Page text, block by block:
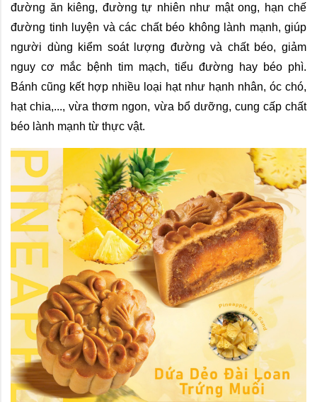
đường ăn kiêng, đường tự nhiên như mật ong, hạn chế
đường tinh luyện và các chất béo không lành mạnh, giúp
người dùng kiểm soát lượng đường và chất béo, giảm
nguy cơ mắc bệnh tim mạch, tiểu đường hay béo phì.
Bánh cũng kết hợp nhiều loại hạt như hạnh nhân, óc chó,
hạt chia,..., vừa thơm ngon, vừa bổ dưỡng, cung cấp chất
béo lành mạnh từ thực vật.